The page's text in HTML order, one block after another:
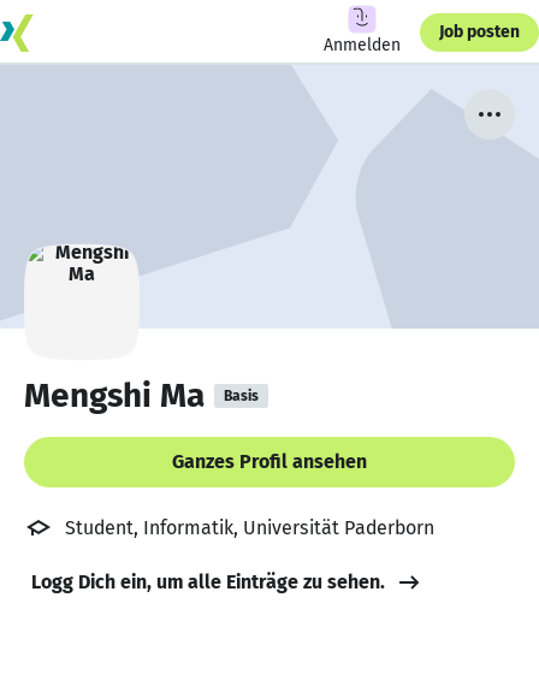
Anmelden
Job posten
Mengshi Ma Basis
Ganzes Profil ansehen
Student, Informatik, Universität Paderborn
Logg Dich ein, um alle Einträge zu sehen.